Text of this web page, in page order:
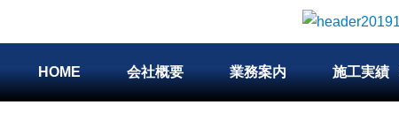
HOME 会社概要 業務案内 施工実績